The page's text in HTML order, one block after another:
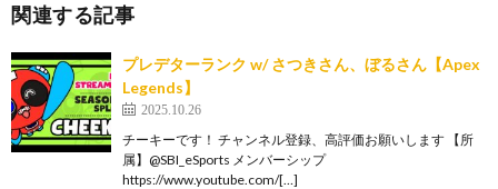
関連する記事
プレデターランク w/ さつきさん、ぼるさん【Apex
Legends】
2025.10.26
チーキーです！ チャンネル登録、高評価お願いします 【所
属】@SBI_eSports メンバーシップ
https://www.youtube.com/[…]